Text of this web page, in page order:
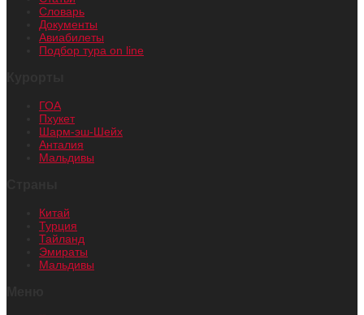
Словарь
Документы
Авиабилеты
Подбор тура on line
ГОА
Пхукет
Шарм-эш-Шейх
Анталия
Мальдивы
Китай
Турция
Тайланд
Эмираты
Мальдивы